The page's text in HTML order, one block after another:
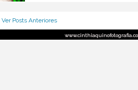
Ver Posts Anteriores